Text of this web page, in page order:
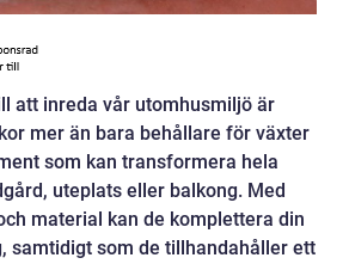
att inreda vår utomhusmiljö är
mer än bara behållare för växter
som kan transformera hela
uteplats eller balkong. Med
material kan de komplettera din
samtidigt som de tillhandahåller ett